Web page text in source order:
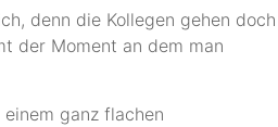
denn die Kollegen gehen doch
der Moment an dem man
ganz flachen